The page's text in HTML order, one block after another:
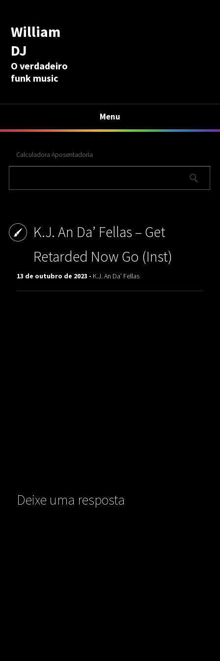
William
DJ
O verdadeiro
funk music
Menu
Calculadora Aposentadoria
K.J. An Da’ Fellas ‎– Get
Retarded Now Go (Inst)
13 de outubro de 2023 - K.J. An Da' Fellas
Deixe uma resposta